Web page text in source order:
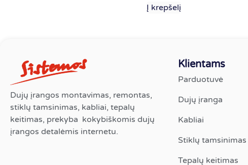
Į krepšelį
Dujų įrangos montavimas, remontas,
stiklų tamsinimas, kabliai, tepalų
keitimas, prekyba kokybiškomis dujų
įrangos detalėmis internetu.
Klientams
Parduotuvė
Dujų įranga
Kabliai
Stiklų tamsinimas
Tepalų keitimas